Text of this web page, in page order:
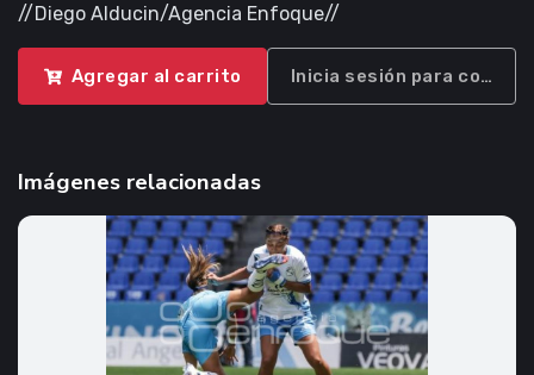
//Diego Alducin/Agencia Enfoque//
Agregar al carrito Inicia sesión para
Imágenes relacionadas